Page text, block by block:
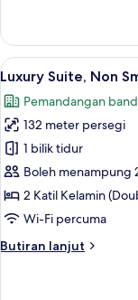
Room
gaya
Jepun ,
Smoking
(Suite)
Lihat
semua
foto
untuk
Luxury
Suite,
Non
Smoking
7
Luxury Suite, Non
Pemandangan
132 meter persegi
1 bilik tidur
Boleh menampung
2 Katil Kelamin
Wi-Fi percuma
Butiran lanjut
Butiran